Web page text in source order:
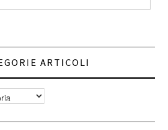
ARTICOLI